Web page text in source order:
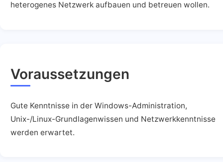
heterogenes Netzwerk aufbauen und betreuen wollen.
Voraussetzungen
Gute Kenntnisse in der Windows-Administration,
Unix-/Linux-Grundlagenwissen und Netzwerkkenntnisse
werden erwartet.